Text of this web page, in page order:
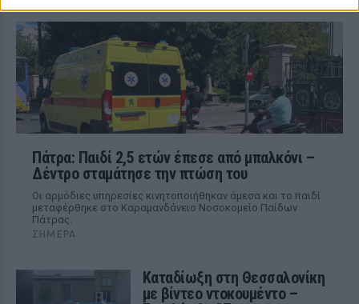
Πάτρα: Παιδί 2,5 ετών έπεσε από μπαλκόνι –
Δέντρο σταμάτησε την πτώση του
Οι αρμόδιες υπηρεσίες κινητοποιήθηκαν άμεσα και το παιδί
μεταφέρθηκε στο Καραμανδάνειο Νοσοκομείο Παίδων
Πάτρας.
ΣΉΜΕΡΑ
Καταδίωξη στη Θεσσαλονίκη
με βίντεο ντοκουμέντο –